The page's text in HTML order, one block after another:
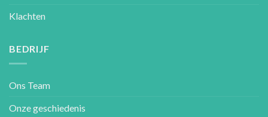
Klachten
BEDRIJF
Ons Team
Onze geschiedenis